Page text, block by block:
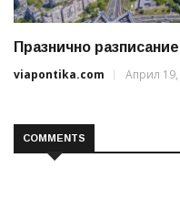
Празнично
viapontika.com
Април 19,
COMMENTS